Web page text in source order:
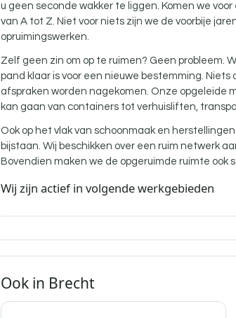
u geen seconde wakker te liggen. Komen we
van A tot Z. Niet voor niets zijn we de voorbije
opruimingswerken.
Zelf geen zin om op te ruimen? Geen probleem.
pand klaar is voor een nieuwe bestemming.
afspraken worden nagekomen. Onze opgeleide
kan gaan van containers tot verhuisliften,
Ook op het vlak van schoonmaak en
bijstaan. Wij beschikken over een ruim netwerk
Bovendien maken we de opgeruimde ruimte ook
Wij zijn actief in volgende werkgebieden
Ook in Brecht